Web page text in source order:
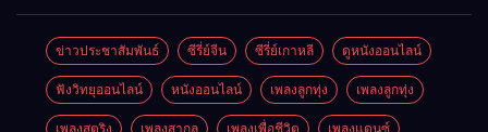
ข่าวประชาสัมพันธ์ ซีรี่ย์จีน ซีรี่ย์เกาหลี ดูหนังออนไลน์
ฟังวิทยุออนไลน์ หนังออนไลน์ เพลงลูกทุ่ง เพลงลูกทุ่ง
เพลงสตริง เพลงสากล เพลงเพื่อชีวิต เพลงแดนซ์